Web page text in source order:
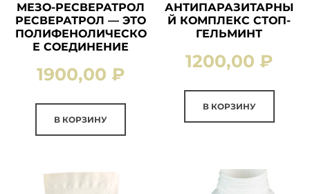
МЕЗО-РЕСВЕРАТРОЛ
РЕСВЕРАТРОЛ — ЭТО
ПОЛИФЕНОЛИЧЕСКО
Е СОЕДИНЕНИЕ
1900,00₽
В КОРЗИНУ
АНТИПАРАЗИТАРНЫ
Й КОМПЛЕКС СТОП-
ГЕЛЬМИНТ
1200,00₽
В КОРЗИНУ